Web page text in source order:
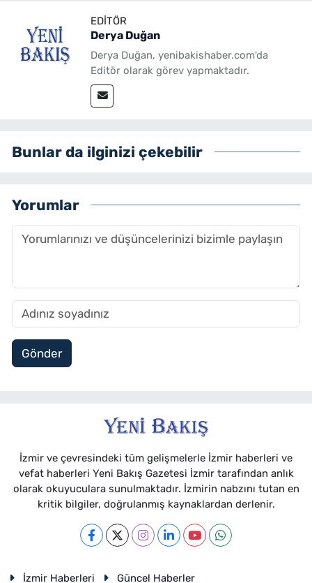
EDITÖR
Derya Duğan
Derya Duğan, yenibakishaber.com'da
Editör olarak görev yapmaktadır.
Bunlar da ilginizi çekebilir
Yorumlar
Gönder
İzmir ve çevresindeki tüm gelişmelerle İzmir haberleri ve
vefat haberleri Yeni Bakış Gazetesi İzmir tarafından anlık
olarak okuyuculara sunulmaktadır. İzmirin nabzını tutan en
kritik bilgiler, doğrulanmış kaynaklardan derlenir.
İzmir Haberleri Güncel Haberler